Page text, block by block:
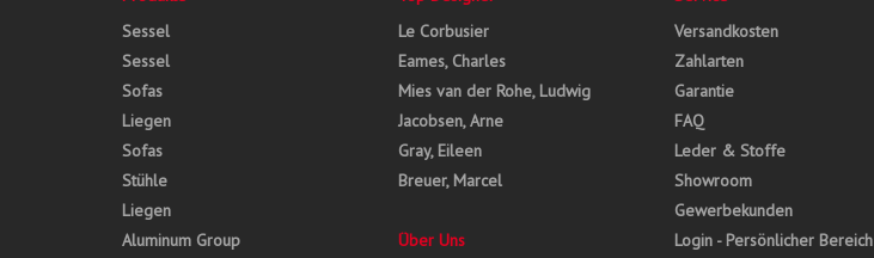
Sessel
Sessel
Sofas
Liegen
Sofas
Stühle
Liegen
Aluminum Group
Le Corbusier
Eames, Charles
Mies van der Rohe, Ludwig
Jacobsen, Arne
Gray, Eileen
Breuer, Marcel
Über Uns
Versandkosten
Zahlarten
Garantie
FAQ
Leder & Stoffe
Showroom
Gewerbekunden
Login - Persönlicher Bereich